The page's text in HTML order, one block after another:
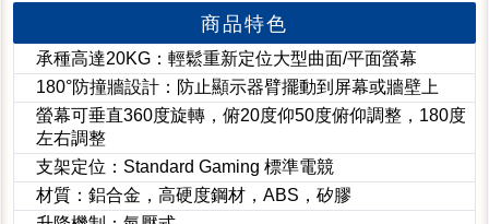
商品特色
承種高達20KG：輕鬆重新定位大型曲面/平面螢幕
180°防撞牆設計：防止顯示器臂擺動到屏幕或牆壁上
螢幕可垂直360度旋轉，俯20度仰50度俯仰調整，180度
左右調整
支架定位：Standard Gaming 標準電競
材質：鋁合金，高硬度鋼材，ABS，矽膠